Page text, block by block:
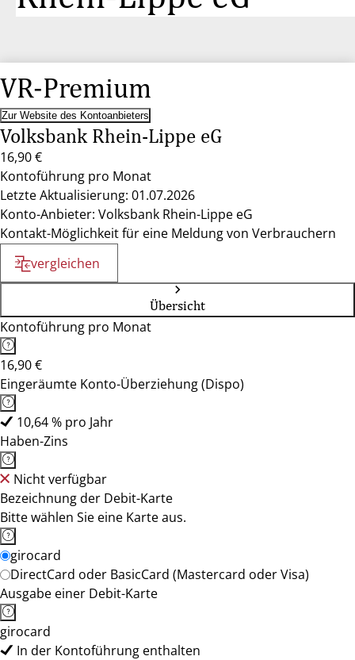
VR-Premium
Zur Website des Kontoanbieters
Volksbank Rhein-Lippe eG
16,90 €
Kontoführung pro Monat
Letzte Aktualisierung: 01.07.2026
Konto-Anbieter: Volksbank Rhein-Lippe eG
Kontakt-Möglichkeit für eine Meldung von Verbrauchern
vergleichen
Übersicht
Kontoführung pro Monat
16,90 €
Eingeräumte Konto-Überziehung (Dispo)
10,64 % pro Jahr
Haben-Zins
Nicht verfügbar
Bezeichnung der Debit-Karte
Bitte wählen Sie eine Karte aus.
girocard
DirectCard oder BasicCard (Mastercard oder Visa)
Ausgabe einer Debit-Karte
girocard
In der Kontoführung enthalten